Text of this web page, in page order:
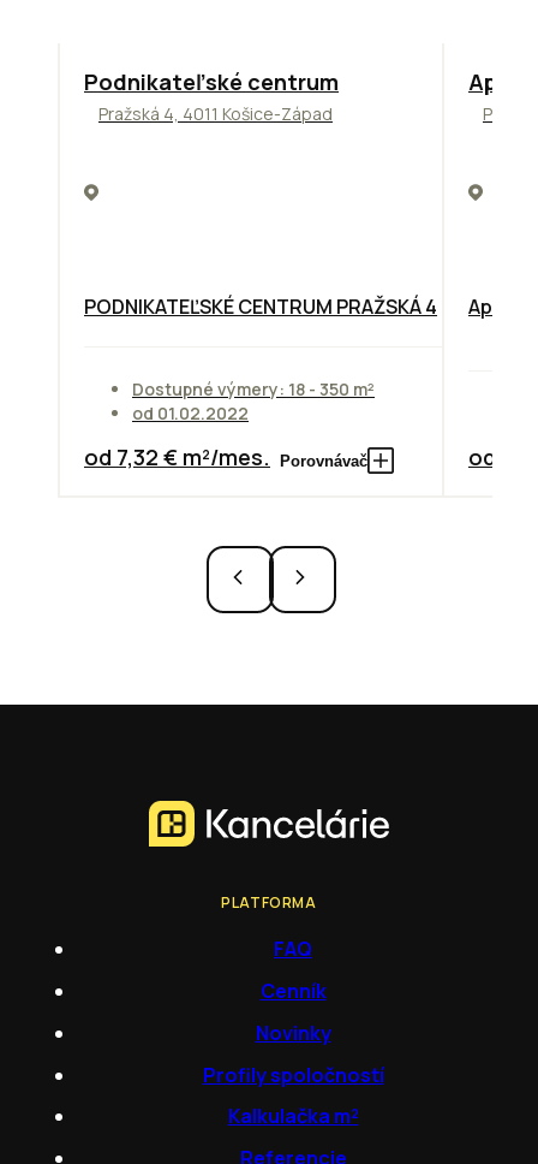
ODPORÚČAME
Podnikateľské centrum
Pražská 4, 4011 Košice-Západ
PODNIKATEĽSKÉ CENTRUM PRAŽSKÁ 4
Dostupné výmery: 18 - 350 m²
od 01.02.2022
od 7,32 € m²/mes. Porovnávač
TOP
Apollo
od
PLATFORMA
FAQ
Cenník
Novinky
Profily spoločností
Kalkulačka m²
Referencie